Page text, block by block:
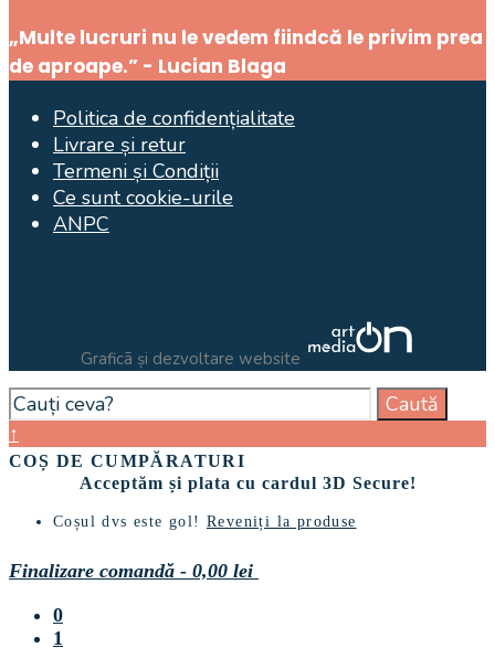
Window
„Multe lucruri nu le vedem fiindcă le privim prea
de aproape.” - Lucian Blaga
Politica de confidențialitate
Livrare și retur
Termeni și Condiții
Ce sunt cookie-urile
ANPC
Graficã și dezvoltare website
Search
for:
Caută
Close
Search
Window
↑
COȘ DE CUMPĂRATURI
Acceptăm și plata cu cardul 3D Secure!
Coșul dvs este gol!Reveniți la produse
Finalizare comandă - 0,00 lei
0
1